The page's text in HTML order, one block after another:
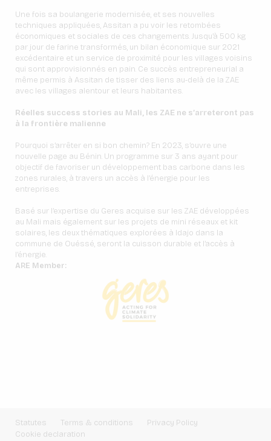
ARE Member:
Une fois sa boulangerie modernisée, et ses nouvelles
techniques appliquées, Assitan a pu voir les retombées
économiques et sociales de ces changements. Jusqu’à 500 kg
par jour de farine transformés, un bilan économique sur 2021
excédentaire et un service de proximité pour les villages voisins
qui sont approvisionnés en pain. Ce succès entrepreneurial a
même permis à Assitan de tisser des liens au-delà de la ZAE
avec les villages alentour et leurs habitant·es.
Réelles success stories au Mali, les ZAE ne s’arreteront pas
à la frontière malienne
Pourquoi s’arrêter en si bon chemin? En 2023, s’ouvre une
nouvelle page au Bénin. Un programme sur 3 ans ayant pour
objectif de favoriser un développement bas carbone dans les
zones rurales, à travers un accès à l’énergie pour les
entreprises.
Basé sur l’expertise du Geres acquise sur les ZAE développées
au Mali mais également sur les projets de mini réseaux et kit
solaires, les deux thématiques explorées à Idajo dans la
commune de Ouéssé, seront la cuisson durable et l’accès à
l’énergie.
Statutes Terms & conditions
Privacy Policy
Cookie declaration